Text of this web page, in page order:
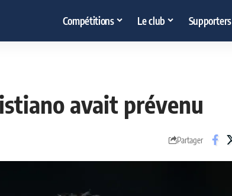
Compétitions Le club Supporters
avait prévenu
Partager